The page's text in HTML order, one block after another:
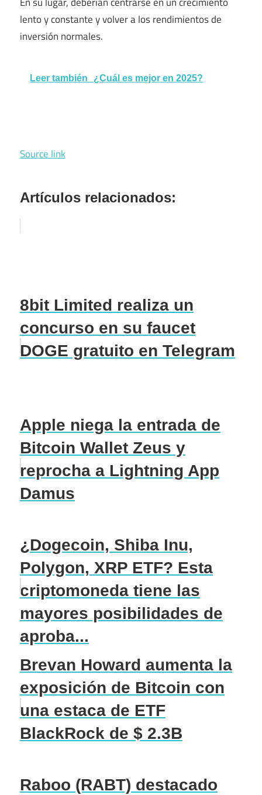
lento y constante y volver a los rendimientos de
inversión normales.
Leer también ¿Cuál es mejor en 2025?
Source link
Artículos relacionados:
8bit Limited realiza un
concurso en su faucet
DOGE gratuito en Telegram
Apple niega la entrada de
Bitcoin Wallet Zeus y
reprocha a Lightning App
Damus
¿Dogecoin, Shiba Inu,
Polygon, XRP ETF? Esta
criptomoneda tiene las
mayores posibilidades de
aproba...
Brevan Howard aumenta la
exposición de Bitcoin con
una estaca de ETF
BlackRock de $ 2.3B
Raboo (RABT) destacado